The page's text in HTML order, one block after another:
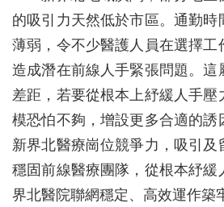
的吸引力天然低於市區。通勤時
薄弱，令不少醫護人員在選擇工
造成潛在前線人手緊張問題。這
差距，若要從根本上紓緩人手壓
模恐怕不夠，增設更多合適的誘
新界北醫療崗位競爭力，吸引及
穩固前線醫療團隊，從根本紓緩
界北醫院聯網穩定、高效運作築